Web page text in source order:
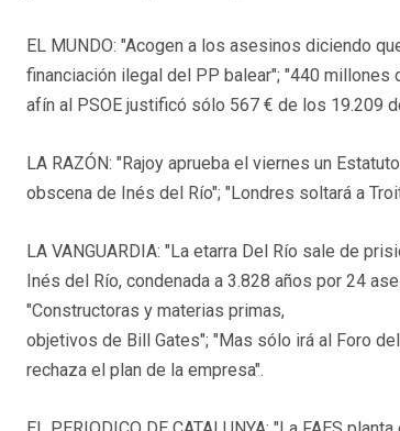
EL MUNDO: "Acogen a los asesinos diciendo
financiación ilegal del PP balear"; "440 millones
afín al PSOE justificó sólo 567 € de los 19.209
LA RAZÓN: "Rajoy aprueba el viernes un
obscena de Inés del Río"; "Londres soltará a
LA VANGUARDIA: "La etarra Del Río sale de
Inés del Río, condenada a 3.828 años por 24
"Constructoras y materias primas,
objetivos de Bill Gates"; "Mas sólo irá al Foro
rechaza el plan de la empresa".